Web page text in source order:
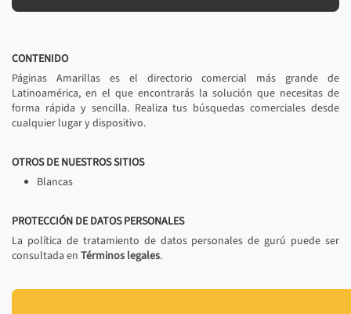
CONTENIDO
Páginas Amarillas es el directorio comercial más grande de
Latinoamérica, en el que encontrarás la solución que necesitas de
forma rápida y sencilla. Realiza tus búsquedas comerciales desde
cualquier lugar y dispositivo.
OTROS DE NUESTROS SITIOS
Blancas
PROTECCIÓN DE DATOS PERSONALES
La política de tratamiento de datos personales de gurú puede ser
consultada en Términos legales.